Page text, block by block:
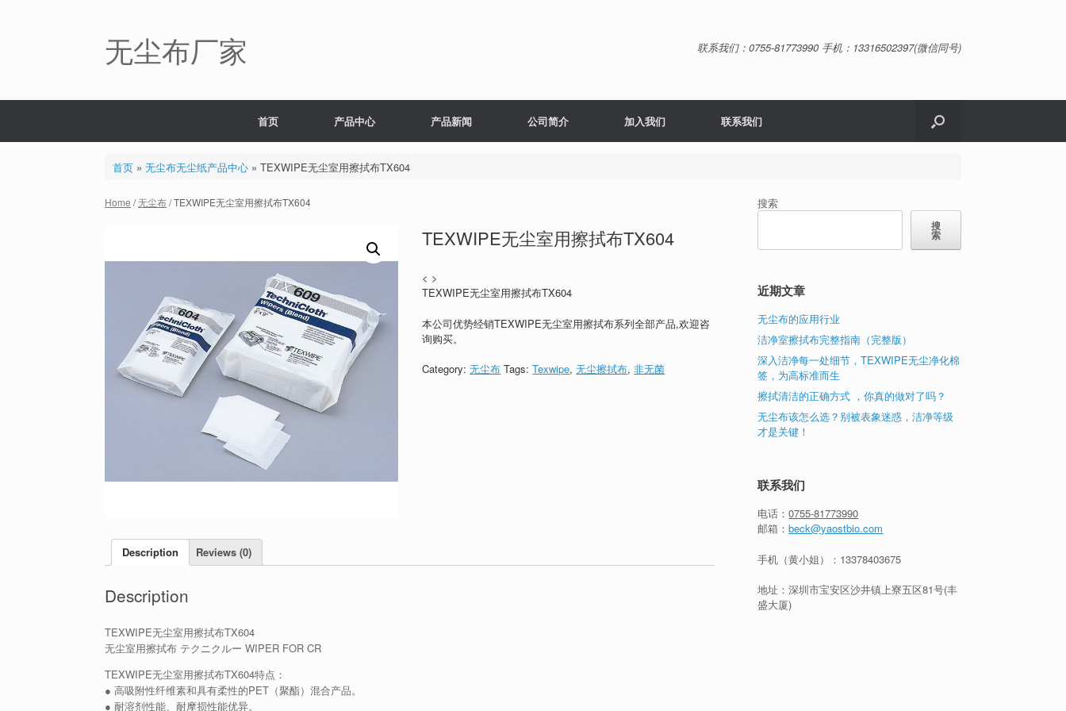
无尘布厂家 联系我们：0755-81773990 手机：13316502397(微信同号)
首页 产品中心 产品新闻 公司简介 加入我们 联系我们
首页» 无尘布无尘纸产品中心» TEXWIPE无尘室用擦拭布TX604
Home /无尘布/ TEXWIPE无尘室用擦拭布TX604
TEXWIPE无尘室用擦拭布TX604
< >
TEXWIPE无尘室用擦拭布TX604
本公司优势经销TEXWIPE无尘室用擦拭布系列全部产品,欢迎咨
询购买。
Category:无尘布 Tags:Texwipe,无尘擦拭布,非无菌
Description Reviews (0)
Description
TEXWIPE无尘室用擦拭布TX604
无尘室用擦拭布 テクニクルー WIPER FOR CR
TEXWIPE无尘室用擦拭布TX604特点：
● 高吸附性纤维素和具有柔性的PET（聚酯）混合产品。
● 耐溶剂性能、耐摩损性能优异。
搜索
搜
索
近期文章
无尘布的应用行业
洁净室擦拭布完整指南（完整版）
深入洁净每一处细节，TEXWIPE无尘净化棉
签，为高标准而生
擦拭清洁的正确方式 ，你真的做对了吗？
无尘布该怎么选？别被表象迷惑，洁净等级
才是关键！
联系我们
电话：0755-81773990
邮箱：beck@yaostbio.com
手机（黄小姐）： 13378403675
地址：深圳市宝安区沙井镇上寮五区81号(丰
盛大厦)